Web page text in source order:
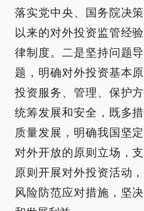
落实党中央、国务院决
以来的对外投资监管经
律制度。二是坚持问题
题，明确对外投资基本
投资服务、管理、保护
统筹发展和安全，既多
质量发展，明确我国坚
对外开放的原则立场，
原则开展对外投资活动
风险防范应对措施，坚